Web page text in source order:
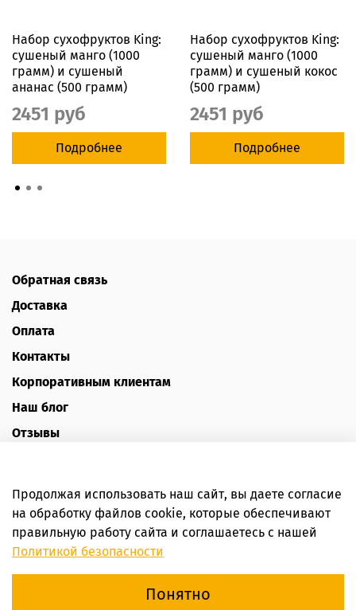
Набор сухофруктов King:
сушеный манго (1000
грамм) и сушеный
ананас (500 грамм)
2451 руб
Подробнее
Набор сухофруктов King:
сушеный манго (1000
грамм) и сушеный кокос
(500 грамм)
2451 руб
Подробнее
Обратная связь
Доставка
Оплата
Контакты
Корпоративным клиентам
Наш блог
Отзывы
Пользовательское соглашение
Интернет-магазин HoneyForYou
Продолжая использовать наш сайт, вы даете согласие
на обработку файлов cookie, которые обеспечивают
правильную работу сайта и соглашаетесь с нашей
Политикой безопасности
Понятно